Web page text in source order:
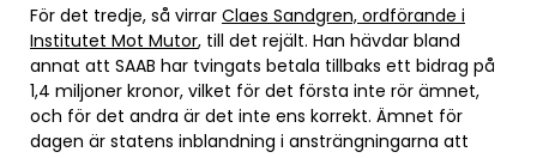
För det tredje, så virrar Claes Sandgren, ordförande i
Institutet Mot Mutor, till det rejält. Han hävdar bland
annat att SAAB har tvingats betala tillbaks ett bidrag på
1,4 miljoner kronor, vilket för det första inte rör ämnet,
och för det andra är det inte ens korrekt. Ämnet för
dagen är statens inblandning i ansträngningarna att